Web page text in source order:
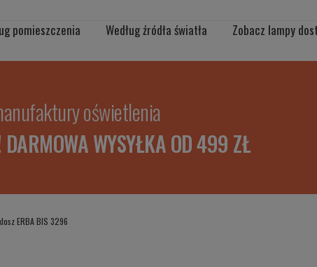
pomieszczenia Według źródła światła Zobacz lampy
oświetlenia
WYSYŁKA OD 499 ZŁ
ERBA BIS 3296